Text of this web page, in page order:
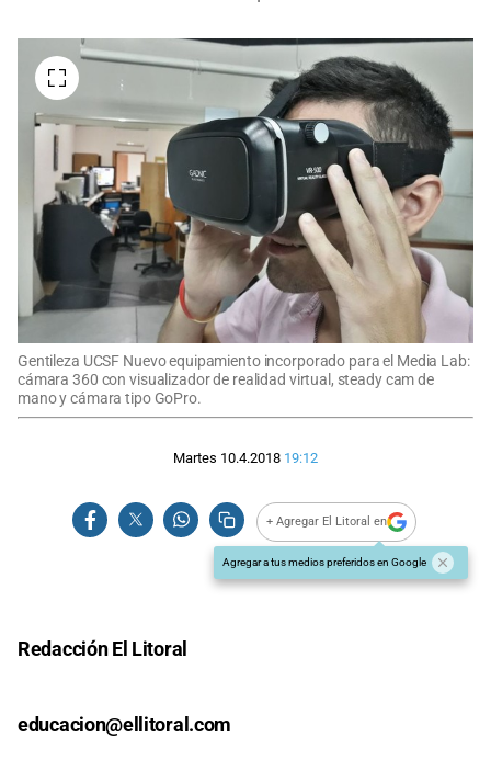
Gentileza UCSF Nuevo equipamiento incorporado para el Media Lab:
cámara 360 con visualizador de realidad virtual, steady cam de
mano y cámara tipo GoPro.
Martes 10.4.2018 19:12
+ Agregar El Litoral en
Agregar a tus medios preferidos en Google
Redacción El Litoral
educacion@ellitoral.com